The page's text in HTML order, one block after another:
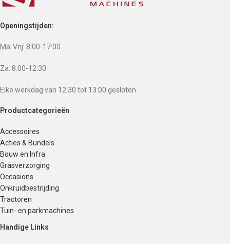
Openingstijden:
Ma-Vrij: 8:00-17:00
Za: 8:00-12:30
Elke werkdag van 12:30 tot 13:00 gesloten
Productcategorieën
Accessoires
Acties & Bundels
Bouw en Infra
Grasverzorging
Occasions
Onkruidbestrijding
Tractoren
Tuin- en parkmachines
Handige Links